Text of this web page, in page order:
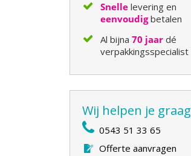
Snelle levering en
eenvoudigbetalen
Al bijna70 jaar dé
verpakkingsspecialist
Wij helpen je graag
0543 51 33 65
Offerte aanvragen